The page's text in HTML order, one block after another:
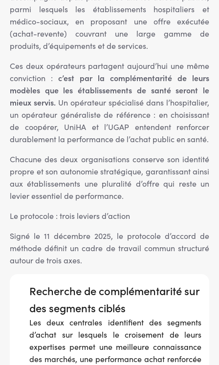
parmi lesquels les établissements hospitaliers et
médico-sociaux, en proposant une offre exécutée
(achat-revente) couvrant une large gamme de
produits, d’équipements et de services.
Ces deux opérateurs partagent aujourd’hui une même
conviction : c’est par la complémentarité de leurs
modèles que les établissements de santé seront le
mieux servis. Un opérateur spécialisé dans l’hospitalier,
un opérateur généraliste de référence : en choisissant
de coopérer, UniHA et l’UGAP entendent renforcer
durablement la performance de l’achat public en santé.
Chacune des deux organisations conserve son identité
propre et son autonomie stratégique, garantissant ainsi
aux établissements une pluralité d’offre qui reste un
levier essentiel de performance.
Le protocole : trois leviers d’action
Signé le 11 décembre 2025, le protocole d’accord de
méthode définit un cadre de travail commun structuré
autour de trois axes.
Recherche de complémentarité sur
des segments ciblés
Les deux centrales identifient des segments
d’achat sur lesquels le croisement de leurs
expertises permet une meilleure connaissance
des marchés, une performance achat renforcée